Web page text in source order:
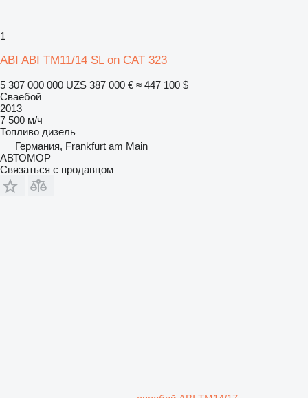
1
ABI ABI TM11/14 SL on CAT 323
5 307 000 000 UZS 387 000 € ≈ 447 100 $
Сваебой
2013
7 500 м/ч
Топливо дизель
Германия, Frankfurt am Main
АВТОМОР
Связаться с продавцом